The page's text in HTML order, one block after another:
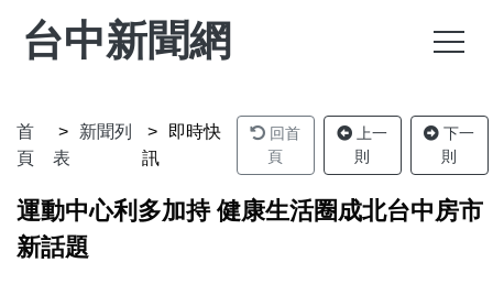
台中新聞網
首
頁
新聞列
表
即時快
訊
回首
頁
上一
則
下一
則
運動中心利多加持 健康生活圈成北台中房市
新話題